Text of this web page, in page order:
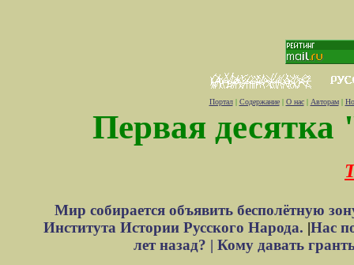
Портал| Содержание| О нас| Авторам|
Первая десятка
Мир собирается объявить бесполётную
Института Истории Русского Народа. |Нас
лет назад? | Кому давать